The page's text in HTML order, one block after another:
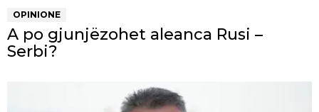
OPINIONE
A po gjunjëzohet aleanca Rusi –
Serbi?